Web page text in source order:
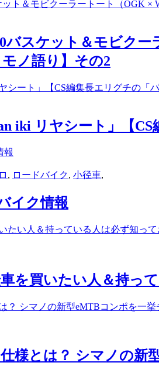
バスケット＆モビク
ノ語り】その2
iki リヤシート」【
, ロードバイク, 小径車,
イク情報
を買いたい人＆持っ
様とは？ シマノの新